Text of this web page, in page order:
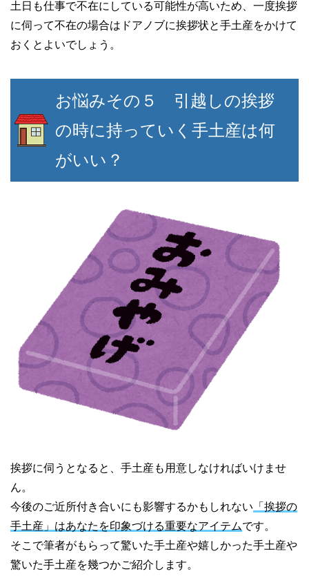
土日も仕事で不在にしている可能性が高いため、一度挨拶
に伺って不在の場合はドアノブに挨拶状と手土産をかけて
おくとよいでしょう。
お悩みその５ 引越しの挨拶
の時に持っていく手土産は何
がいい？
挨拶に伺うとなると、手土産も用意しなければいけませ
ん。
今後のご近所付き合いにも影響するかもしれない 「挨拶の
手土産」はあなたを印象づける重要なアイテムです。
そこで筆者がもらって驚いた手土産や嬉しかった手土産や
驚いた手土産を幾つかご紹介します。